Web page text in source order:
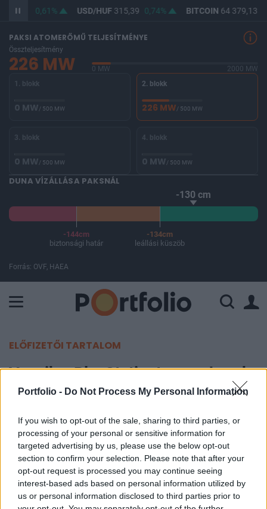
Portfolio - Do Not Process My Personal Information
If you wish to opt-out of the sale, sharing to third parties, or
processing of your personal or sensitive information for
targeted advertising by us, please use the below opt-out
section to confirm your selection. Please note that after your
opt-out request is processed you may continue seeing
interest-based ads based on personal information utilized by
us or personal information disclosed to third parties prior to
363,95 0,61% USD/HUF315,39 0,74% BITCOIN64 379,13
PAKSI ATOMERŐMŰ TELJESÍTMÉNYE
Összteljesítmény
226 MW 0 MW
2000 MW
1. blokk
0 MW/ 500 MW
2. blokk
226 MW/ 500 MW
3. blokk
0 MW/ 500 MW
4. blokk
0 MW/ 500 MW
DUNA VÍZÁLLÁSA PAKSNÁL
-130 cm
-144cm
biztonsági határ
-134cm
leállási küszöb
Forrás: OVF, HAEA
ELŐFIZETŐI TARTALOM
Veszik a PlayStationt az emberek
2017. október 31. 10:24
A PlayStationnek köszönhetően több mint
négyszerezte negyedéves profitját a Sony a
szeptember végén zárult negyedévben és ha ez
így megy tovább, minden idők legjobb pénzügyi